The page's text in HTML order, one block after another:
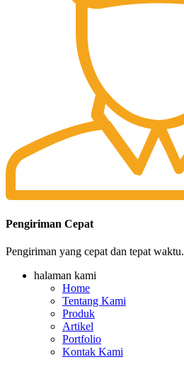
Pengiriman Cepat
Pengiriman yang cepat dan tepat waktu.
halaman kami
Home
Tentang Kami
Produk
Artikel
Portfolio
Kontak Kami